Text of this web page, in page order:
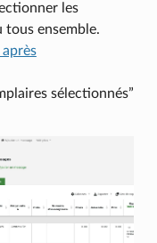
les
tous ensemble.
après
sélectionnés”